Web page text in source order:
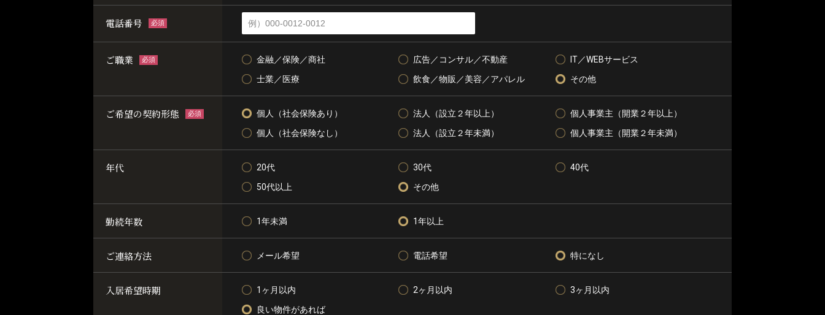
電話番号 必須
ご職業 必須 金融／保険／商社 広告／コンサル／不動産
IT／WEBサービス
士業／医療
飲食／物販／美容／アパレル その他
ご希望の契約形態 必須 個人（社会保険あり） 法人（設立２年以上）
個人事業主（開業２年以上）
個人（社会保険なし）
法人（設立２年未満） 個人事業主（開業２年未満）
年代 20代 30代
40代
50代以上
その他
勤続年数 1年未満 1年以上
ご連絡方法 メール希望 電話希望 特になし
入居希望時期 1ヶ月以内 2ヶ月以内
3ヶ月以内
良い物件があれば